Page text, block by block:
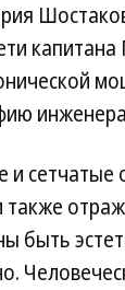
капитана
и
быть